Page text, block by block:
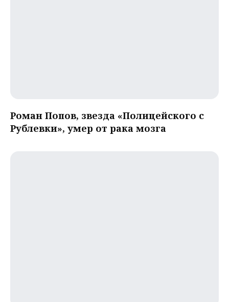
Роман Попов, звезда «Полицейского с
Рублевки», умер от рака мозга